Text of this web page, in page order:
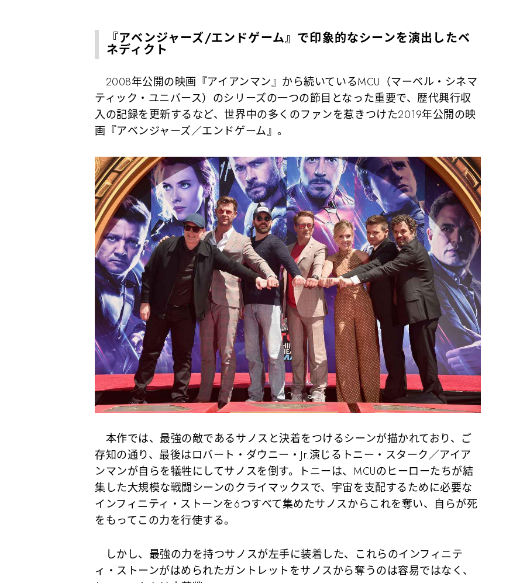
『アベンジャーズ/エンドゲーム』で印象的なシーンを演出したベ
ネディクト
2008年公開の映画『アイアンマン』から続いているMCU（マーベル・シネマ
ティック・ユニバース）のシリーズの一つの節目となった重要で、歴代興行収
入の記録を更新するなど、世界中の多くのファンを惹きつけた2019年公開の映
画『アベンジャーズ／エンドゲーム』。
本作では、最強の敵であるサノスと決着をつけるシーンが描かれており、ご
存知の通り、最後はロバート・ダウニー・Jr.演じるトニー・スターク／アイア
ンマンが自らを犠牲にしてサノスを倒す。トニーは、MCUのヒーローたちが結
集した大規模な戦闘シーンのクライマックスで、宇宙を支配するために必要な
インフィニティ・ストーンを6つすべて集めたサノスからこれを奪い、自らが死
をもってこの力を行使する。
しかし、最強の力を持つサノスが左手に装着した、これらのインフィニテ
ィ・ストーンがはめられたガントレットをサノスから奪うのは容易ではなく、